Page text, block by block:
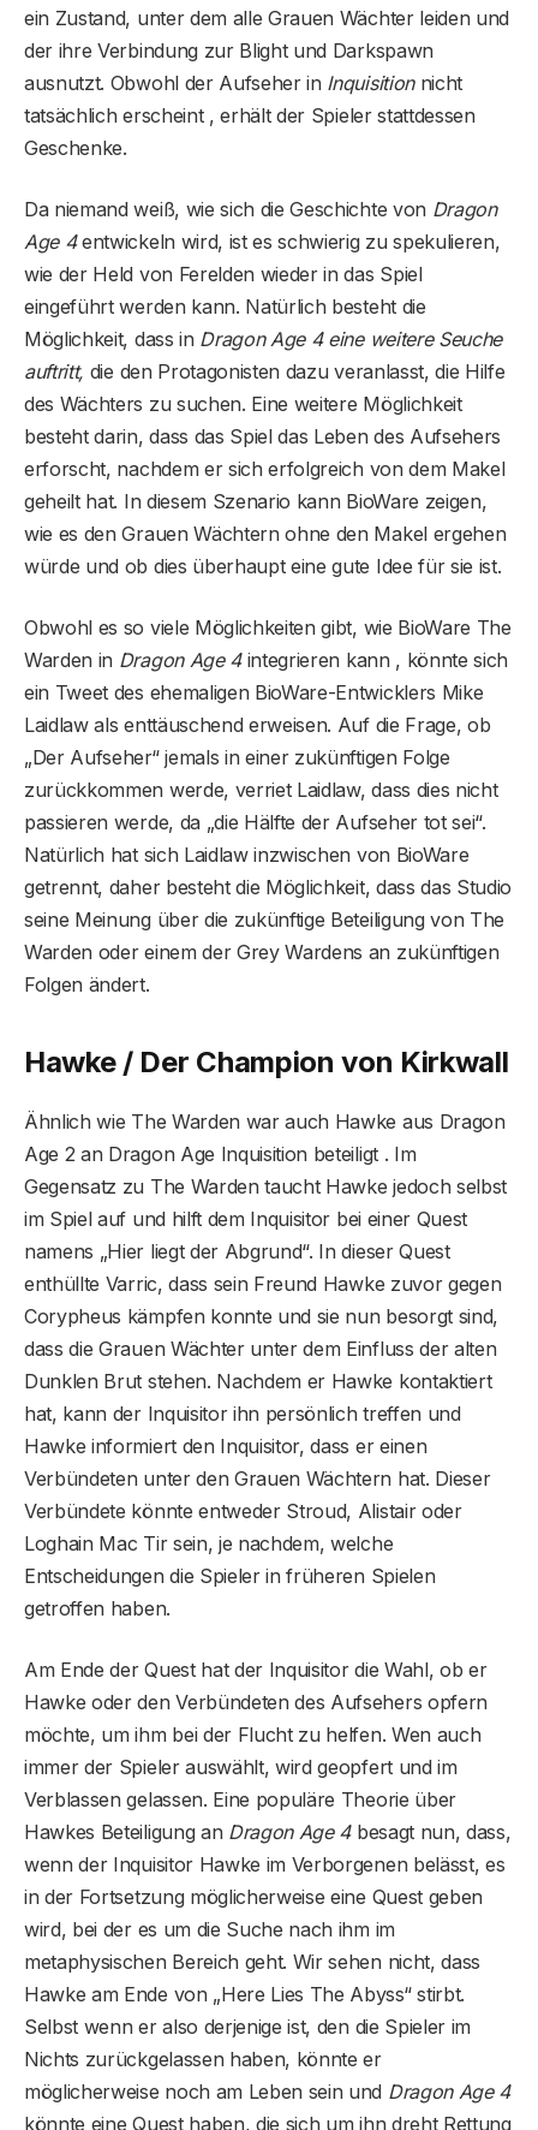
ein Zustand, unter dem alle Grauen Wächter leiden und
der ihre Verbindung zur Blight und Darkspawn
ausnutzt. Obwohl der Aufseher in Inquisitionnicht
tatsächlich erscheint , erhält der Spieler stattdessen
Geschenke.
Da niemand weiß, wie sich die Geschichte von Dragon
Age 4entwickeln wird, ist es schwierig zu spekulieren,
wie der Held von Ferelden wieder in das Spiel
eingeführt werden kann. Natürlich besteht die
Möglichkeit, dass in Dragon Age 4 eine weitere Seuche
auftritt, die den Protagonisten dazu veranlasst, die Hilfe
des Wächters zu suchen. Eine weitere Möglichkeit
besteht darin, dass das Spiel das Leben des Aufsehers
erforscht, nachdem er sich erfolgreich von dem Makel
geheilt hat. In diesem Szenario kann BioWare zeigen,
wie es den Grauen Wächtern ohne den Makel ergehen
würde und ob dies überhaupt eine gute Idee für sie ist.
Obwohl es so viele Möglichkeiten gibt, wie BioWare The
Warden in Dragon Age 4integrieren kann , könnte sich
ein Tweet des ehemaligen BioWare-Entwicklers Mike
Laidlaw als enttäuschend erweisen. Auf die Frage, ob
„Der Aufseher“ jemals in einer zukünftigen Folge
zurückkommen werde, verriet Laidlaw, dass dies nicht
passieren werde, da „die Hälfte der Aufseher tot sei“.
Natürlich hat sich Laidlaw inzwischen von BioWare
getrennt, daher besteht die Möglichkeit, dass das Studio
seine Meinung über die zukünftige Beteiligung von The
Warden oder einem der Grey Wardens an zukünftigen
Folgen ändert.
Hawke / Der Champion von Kirkwall
Ähnlich wie The Warden war auch Hawke aus Dragon
Age 2 an Dragon Age Inquisition beteiligt . Im
Gegensatz zu The Warden taucht Hawke jedoch selbst
im Spiel auf und hilft dem Inquisitor bei einer Quest
namens „Hier liegt der Abgrund“. In dieser Quest
enthüllte Varric, dass sein Freund Hawke zuvor gegen
Corypheus kämpfen konnte und sie nun besorgt sind,
dass die Grauen Wächter unter dem Einfluss der alten
Dunklen Brut stehen. Nachdem er Hawke kontaktiert
hat, kann der Inquisitor ihn persönlich treffen und
Hawke informiert den Inquisitor, dass er einen
Verbündeten unter den Grauen Wächtern hat. Dieser
Verbündete könnte entweder Stroud, Alistair oder
Loghain Mac Tir sein, je nachdem, welche
Entscheidungen die Spieler in früheren Spielen
getroffen haben.
Am Ende der Quest hat der Inquisitor die Wahl, ob er
Hawke oder den Verbündeten des Aufsehers opfern
möchte, um ihm bei der Flucht zu helfen. Wen auch
immer der Spieler auswählt, wird geopfert und im
Verblassen gelassen. Eine populäre Theorie über
Hawkes Beteiligung an Dragon Age 4besagt nun, dass,
wenn der Inquisitor Hawke im Verborgenen belässt, es
in der Fortsetzung möglicherweise eine Quest geben
wird, bei der es um die Suche nach ihm im
metaphysischen Bereich geht. Wir sehen nicht, dass
Hawke am Ende von „Here Lies The Abyss“ stirbt.
Selbst wenn er also derjenige ist, den die Spieler im
Nichts zurückgelassen haben, könnte er
möglicherweise noch am Leben sein und Dragon Age 4
könnte eine Quest haben, die sich um ihn dreht Rettung